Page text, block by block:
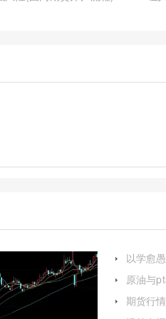
以学愈
公告）
原油与
期货行